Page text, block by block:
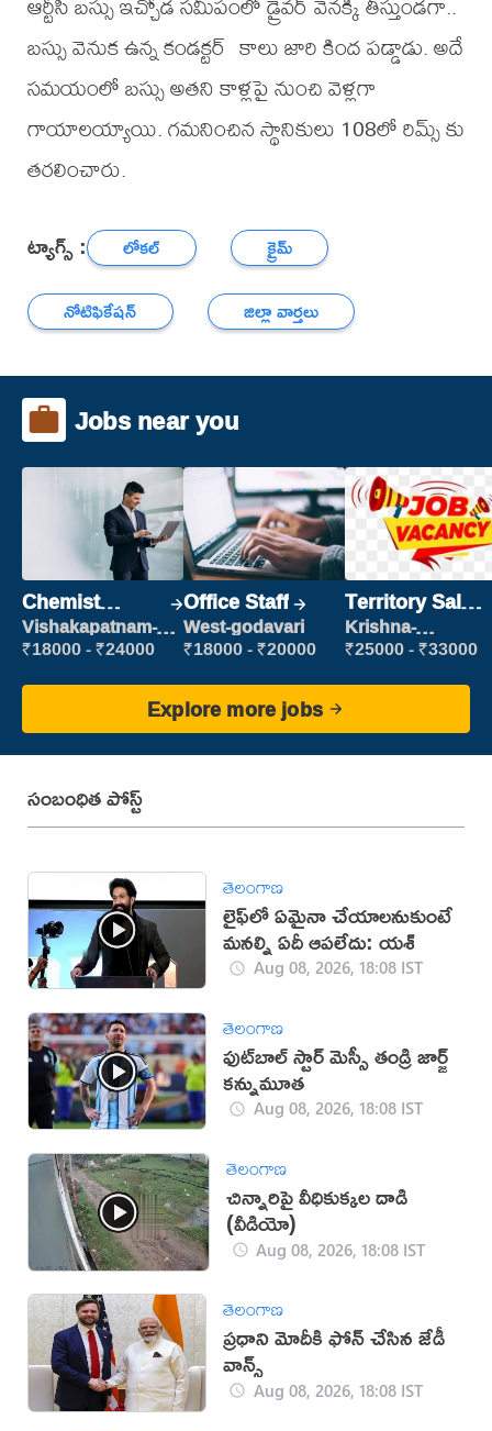
బస్సు వెనుక ఉన్న కండక్టర్ కాలు జారి కింద పడ్డాడు. అదే
సమయంలో బస్సు అతని కాళ్లపై నుంచి వెళ్లగా
గాయాలయ్యాయి. గమనించిన స్థానికులు 108లో రిమ్స్ కు
తరలించారు.
ట్యాగ్స్ : లోకల్
క్రైమ్
నోటిఫికేషన్
జిల్లా వార్తలు
Jobs near you
Chemist
Production
Executive
Vishakapatnam-
new
₹18000 - ₹24000
Office Staff
West-godavari
₹18000 - ₹20000
Territory Sales
Manager
Krishna-
vijayawada
₹25000 - ₹33000
Explore more jobs
సంబంధిత పోస్ట్
తెలంగాణ
లైఫ్‌లో ఏమైనా చేయాలనుకుంటే
మనల్ని ఏదీ ఆపలేదు: యశ్
Aug 08, 2026, 18:08 IST
తెలంగాణ
ఫుట్‌బాల్ స్టార్ మెస్సీ తండ్రి జార్జ్
కన్నుమూత
Aug 08, 2026, 18:08 IST
తెలంగాణ
చిన్నారిపై వీధికుక్కల దాడి
(వీడియో)
Aug 08, 2026, 18:08 IST
తెలంగాణ
ప్రధాని మోదీకి ఫోన్ చేసిన జేడీ
వాన్స్
Aug 08, 2026, 18:08 IST